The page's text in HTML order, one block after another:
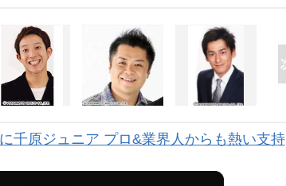
千原ジュニア プロ&業界人からも熱い支持